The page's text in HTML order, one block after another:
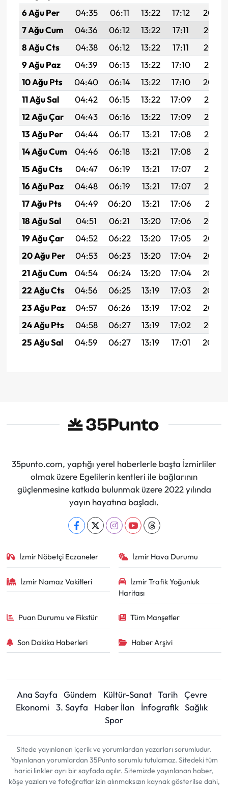
6 Ağu Per
04:35 06:11 13:22 17:12
20:24
7 Ağu Cum
04:36 06:12 13:22 17:11
20:23
8 Ağu Cts
04:38 06:12 13:22 17:11
20:22
9 Ağu Paz
04:39 06:13 13:22 17:10
20:21
10 Ağu Pts
04:40 06:14 13:22 17:10
20:20
11 Ağu Sal
04:42 06:15 13:22 17:09
20:19
12 Ağu Çar
04:43 06:16 13:22 17:09
20:17
13 Ağu Per
04:44 06:17 13:21 17:08
20:16
14 Ağu Cum
04:46 06:18 13:21 17:08
20:15
15 Ağu Cts
04:47 06:19 13:21 17:07
20:14
16 Ağu Paz
04:48 06:19 13:21 17:07
20:12
17 Ağu Pts
04:49 06:20 13:21 17:06
20:11
18 Ağu Sal
04:51 06:21 13:20 17:06
20:10
19 Ağu Çar
04:52 06:22 13:20 17:05
20:08
20 Ağu Per
04:53 06:23 13:20 17:04
20:07
21 Ağu Cum
04:54 06:24 13:20 17:04
20:06
22 Ağu Cts
04:56 06:25 13:19 17:03
20:04
23 Ağu Paz
04:57 06:26 13:19 17:02
20:03
24 Ağu Pts
04:58 06:27 13:19 17:02
20:01
25 Ağu Sal
04:59 06:27 13:19 17:01 20:00
35punto.com, yaptığı yerel haberlerle başta İzmirliler
olmak üzere Egelilerin kentleri ile bağlarının
güçlenmesine katkıda bulunmak üzere 2022 yılında
yayın hayatına başladı.
İzmir Nöbetçi Eczaneler İzmir Hava Durumu
İzmir Namaz Vakitleri
İzmir Trafik Yoğunluk
Haritası
Puan Durumu ve Fikstür Tüm Manşetler
Son Dakika Haberleri Haber Arşivi
Ana Sayfa Gündem Kültür-Sanat Tarih
Çevre
Ekonomi
3. Sayfa Haber İlan İnfografik Sağlık
Spor
Sitede yayınlanan içerik ve yorumlardan yazarları sorumludur.
Yayınlanan yorumlardan 35Punto sorumlu tutulamaz. Sitedeki tüm
harici linkler ayrı bir sayfada açılır. Sitemizde yayınlanan haber,
köşe yazıları ve fotoğraflar izin alınmaksızın kaynak gösterilse dahi,